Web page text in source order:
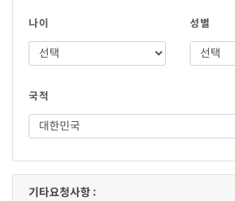
나이 성별
국적
기타요청사항 :